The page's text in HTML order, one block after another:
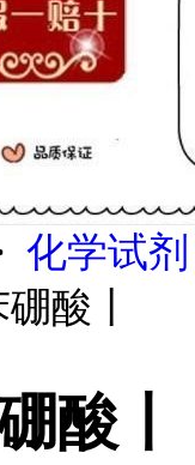
化学试剂
酸丨
酸丨